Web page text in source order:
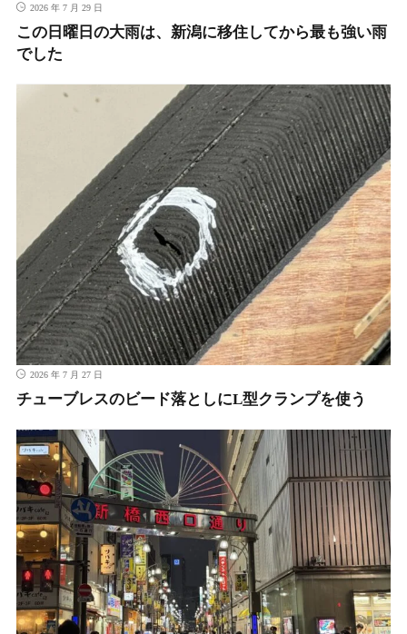
2026 年 7 月 29 日
この日曜日の大雨は、新潟に移住してから最も強い雨
でした
2026 年 7 月 27 日
チューブレスのビード落としにL型クランプを使う